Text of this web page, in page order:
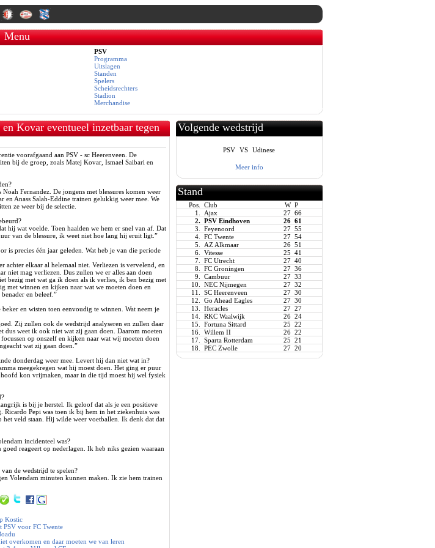
Menu
PSV
Programma
Uitslagen
Standen
Spelers
Scheidsrechters
Stadion
Merchandise
Kovar eventueel inzetbaar tegen
voorafgaand aan PSV - sc Heerenveen. De
bij de groep, zoals Matej Kovar, Ismael Saibari en
Fernandez. De jongens met blessures komen weer
Anass Salah-Eddine trainen gelukkig weer mee. We
ze weer bij de selectie.
hij wat voelde. Toen haalden we hem er snel van af. Dat
van de blessure, ik weet niet hoe lang hij eruit ligt.”
is precies één jaar geleden. Wat heb je van die periode
achter elkaar al helemaal niet. Verliezen is vervelend, en
niet mag verliezen. Dus zullen we er alles aan doen
bezig met wat ga ik doen als ik verlies, ik ben bezig met
met winnen en kijken naar wat we moeten doen en
en beleef.”
en wisten toen eenvoudig te winnen. Wat neem je
Zij zullen ook de wedstrijd analyseren en zullen daar
dus weet ik ook niet wat zij gaan doen. Daarom moeten
op onszelf en kijken naar wat wij moeten doen
wat zij gaan doen.”
donderdag weer mee. Levert hij dan niet wat in?
meegekregen wat hij moest doen. Het ging er puur
kon vrijmaken, maar in die tijd moest hij wel fysiek
is bij je herstel. Ik geloof dat als je een positieve
Ricardo Pepi was toen ik bij hem in het ziekenhuis was
het veld staan. Hij wilde weer voetballen. Ik denk dat dat
incidenteel was?
reageert op nederlagen. Ik heb niks gezien waaraan
de wedstrijd te spelen?
Volendam minuten kunnen maken. Ik zie hem trainen
Kostic
PSV voor FC Twente
overkomen en daar moeten we van leren
Volgende wedstrijd
PSV VS Udinese
Meer info
Stand
Pos.Club W P
1. Ajax 27 66
2. PSV Eindhoven 26 61
3.Feyenoord 27 55
4.FC Twente 27 54
5. AZ Alkmaar 26 51
6.Vitesse 25 41
7.FC Utrecht 27 40
8.FC Groningen 27 36
9.Cambuur 27 33
10.NEC Nijmegen 27 32
11.SC Heerenveen 27 30
12.Go Ahead Eagles 27 30
13.Heracles 27 27
14.RKC Waalwijk 26 24
15.Fortuna Sittard 25 22
16.Willem II 26 22
17.Sparta Rotterdam 25 21
18.PEC Zwolle 27 20